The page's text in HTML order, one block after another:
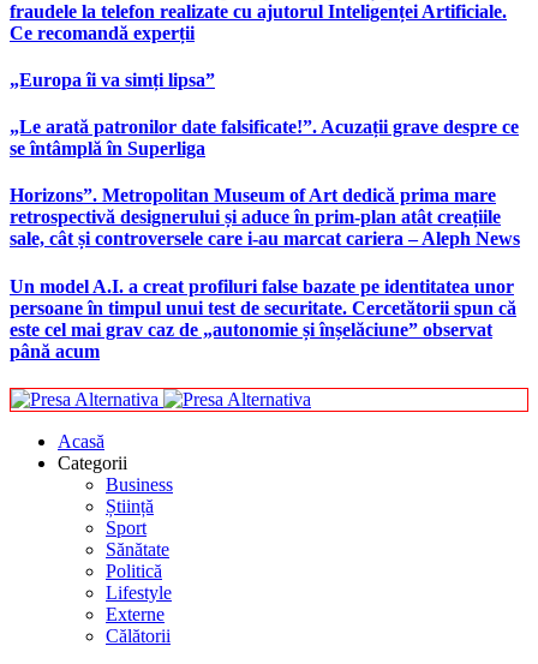
fraudele la telefon realizate cu ajutorul Inteligenței Artificiale.
Ce recomandă experții
„Europa îi va simți lipsa”
„Le arată patronilor date falsificate!”. Acuzații grave despre ce
se întâmplă în Superliga
Horizons”. Metropolitan Museum of Art dedică prima mare
retrospectivă designerului și aduce în prim-plan atât creațiile
sale, cât și controversele care i-au marcat cariera – Aleph News
Un model A.I. a creat profiluri false bazate pe identitatea unor
persoane în timpul unui test de securitate. Cercetătorii spun că
este cel mai grav caz de „autonomie și înșelăciune” observat
până acum
Acasă
Categorii
Business
Știință
Sport
Sănătate
Politică
Lifestyle
Externe
Călătorii